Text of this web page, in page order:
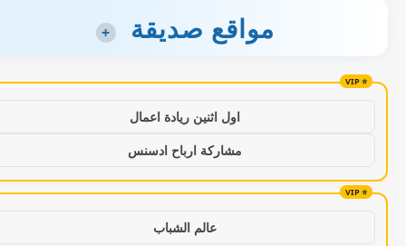
مواقع صديقة +
اول اثنين ريادة اعمال
مشاركة ارباح ادسنس
عالم الشباب